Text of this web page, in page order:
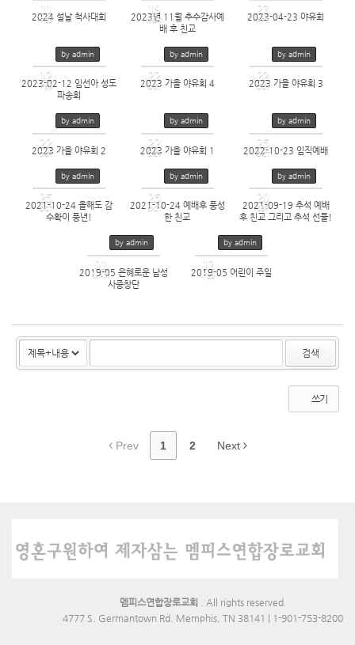
11
FEB
2024 설날 척사대회
19
NOV
2023년 11월 추수감사예
배 후 친교
23
APR
2023-04-23 야유회
12
FEB
by admin
2023-02-12 임선아 성도
파송회
22
OCT
by admin
2023 가을 야유회 4
22
OCT
by admin
2023 가을 야유회 3
22
OCT
by admin
479
2023 가을 야유회 2
22
OCT
by admin
513
2023 가을 야유회 1
25
OCT
by admin
689
2022-10-23 임직예배
25
OCT
by admin
2021-10-24 올해도 감
수확이 풍년!
25
OCT
by admin
2021-10-24 예배후 풍성
한 친교
20
SEP
by admin
2021-09-19 추석 예배
후 친교 그리고 추석 선물!
01
MAR
by admin
2019-05 은혜로운 남성
사중창단
12
FEB
by admin
2019-05 어린이 주일
검색
쓰기
Prev 1 2 Next
멤피스연합장로교회
. All rights reserved.
4777 S. Germantown Rd. Memphis, TN 38141 | 1-901-753-8200